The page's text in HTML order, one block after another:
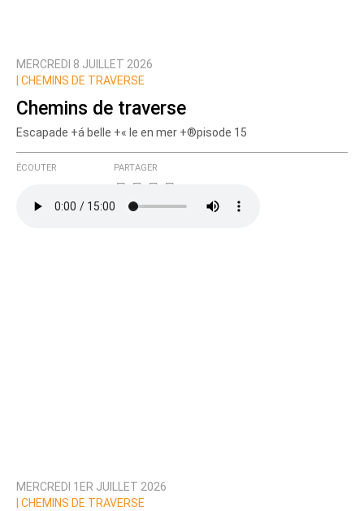
MERCREDI 8 JUILLET 2026
CHEMINS DE TRAVERSE
Chemins de traverse
Escapade +á belle +« le en mer +®pisode 15
ÉCOUTER PARTAGER
MERCREDI 1ER JUILLET 2026
CHEMINS DE TRAVERSE